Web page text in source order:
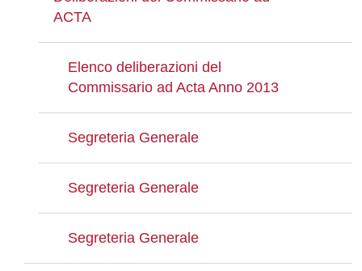
ACTA
Elenco deliberazioni del
Commissario ad Acta Anno 2013
Segreteria Generale
Segreteria Generale
Segreteria Generale